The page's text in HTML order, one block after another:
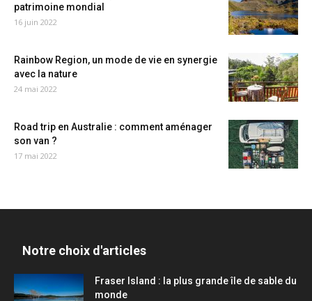
patrimoine mondial
16 juin 2022
Rainbow Region, un mode de vie en synergie
avec la nature
24 mai 2022
Road trip en Australie : comment aménager
son van ?
17 mai 2022
Notre choix d'articles
Fraser Island : la plus grande île de sable du
monde